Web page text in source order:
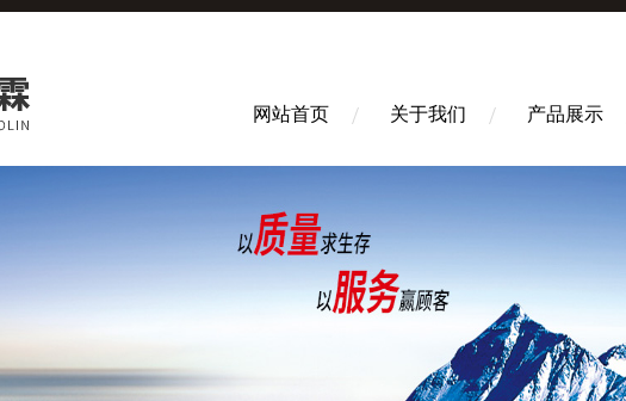
网站首页 关于我们 产品展示